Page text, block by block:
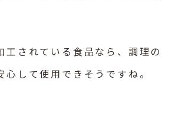
工されている食品なら、調理の
心して使用できそうですね。